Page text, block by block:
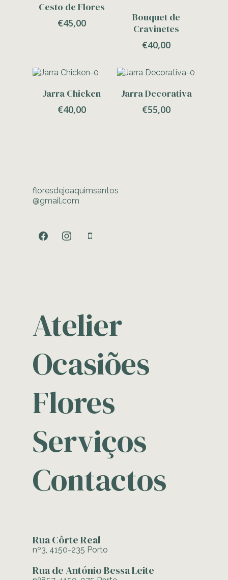
Cesto de Flores
€45,00
Bouquet de
Cravinetes
€40,00
Jarra Chicken
€40,00
Jarra Decorativa
€55,00
floresdejoaquimsantos
@gmail.com
facebookinstagrammobile
Atelier
Ocasiões
Flores
Serviços
Contactos
Rua Côrte Real
nº3, 4150-235 Porto
Rua de António Bessa Leite